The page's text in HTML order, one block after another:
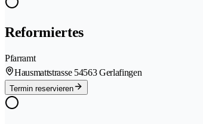
Reformiertes
Pfarramt
Hausmattstrasse 54563 Gerlafingen
Termin reservieren